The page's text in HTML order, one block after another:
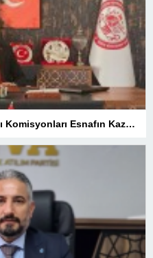
Başkan Havabulut:”Kredi Kartı Komisyonları Esnafın Kazancını Eritiyor”